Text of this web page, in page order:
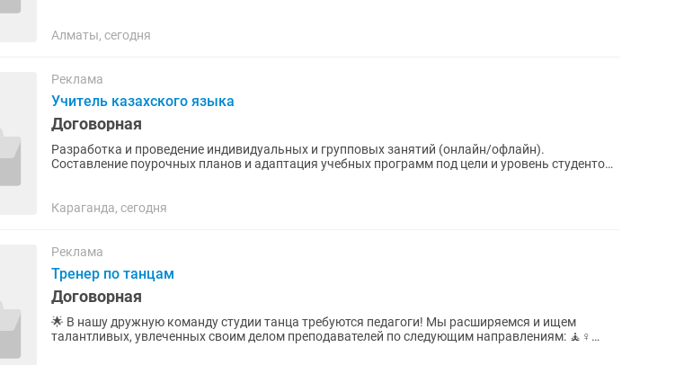
Алматы, сегодня
Реклама
Учитель казахского языка
Договорная
Разработка и проведение индивидуальных и групповых занятий (онлайн/офлайн).
Составление поурочных планов и адаптация учебных программ под цели и уровень студентов.
Караганда, сегодня
Реклама
Тренер по танцам
Договорная
🌟 В нашу дружную команду студии танца требуются педагоги! Мы расширяемся и ищем
талантливых, увлеченных своим делом преподавателей по следующим направлениям: 🧘♀️